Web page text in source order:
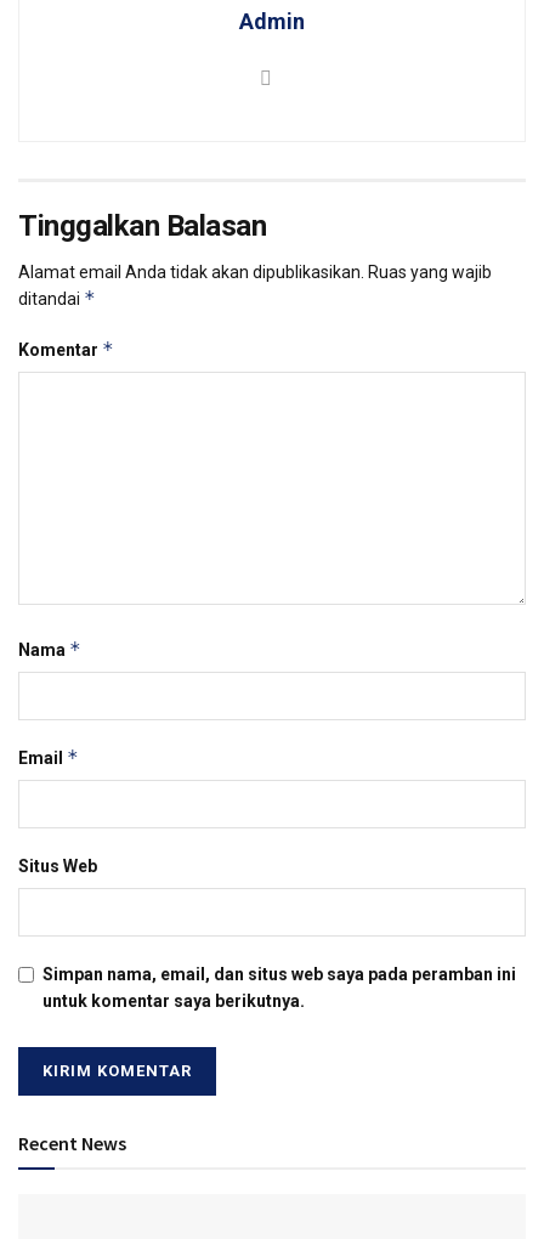
Admin
Tinggalkan Balasan
Alamat email Anda tidak akan dipublikasikan. Ruas yang wajib
ditandai *
Komentar *
Nama *
Email *
Situs Web
Simpan nama, email, dan situs web saya pada peramban ini
untuk komentar saya berikutnya.
Recent News